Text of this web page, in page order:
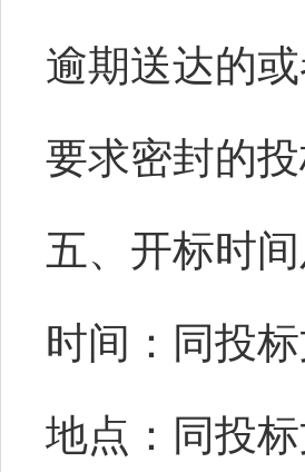
逾期送达的
要求密封的
五、开标时
时间：同投
地点：同投